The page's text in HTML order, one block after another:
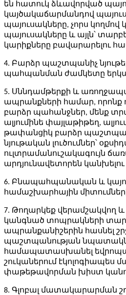
են հատուկ ձևավորված
կայծակաճարմանդով
պայուսակները, չորս կողմով
պայուսակները և այլն՝
կարիքները բավարարելու
4. Բարձր պաշտպանիչ
պահպանման ժամկետը
5. Սննդամթերքի և
ապրանքների համար, որոնք
բարձր պահանջներ, մենք
ալյումինե փայլաթիթեղ,
թափանցիկ բարձր
նյութական լուծումներ՝
ուլտրամանուշակագույն
արդյունավետորեն
6. Բնապահպանական և
համաշխարհային
7. Թողարկեք վերամշակվող
կանգնած տոպրակների
ապրանքանիշերին հասնել
պաշտպանության
համապատասխանել
շուկաներում էկոլոգիապես
փաթեթավորման խիստ
8. Գլոբալ մատակարարման